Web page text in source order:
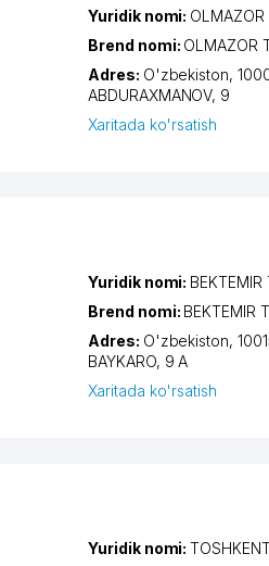
Yuridik nomi: OLMAZOR
Brend nomi: OLMAZOR
Adres: O'zbekiston,
ABDURAXMANOV, 9
Xaritada ko'rsatish
Yuridik nomi:
Brend nomi: BEKTEMIR
Adres: O'zbekiston,
BAYKARO, 9 A
Xaritada ko'rsatish
Yuridik nomi: